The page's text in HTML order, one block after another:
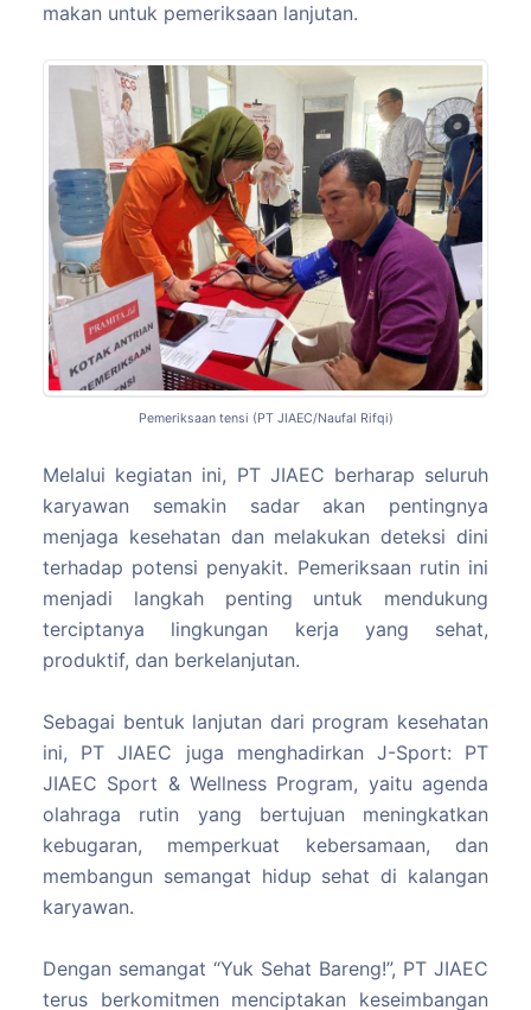
makan untuk pemeriksaan lanjutan.
Pemeriksaan tensi (PT JIAEC/Naufal Rifqi)
Melalui kegiatan ini, PT JIAEC berharap seluruh
karyawan semakin sadar akan pentingnya
menjaga kesehatan dan melakukan deteksi dini
terhadap potensi penyakit. Pemeriksaan rutin ini
menjadi langkah penting untuk mendukung
terciptanya lingkungan kerja yang sehat,
produktif, dan berkelanjutan.
Sebagai bentuk lanjutan dari program kesehatan
ini, PT JIAEC juga menghadirkan J-Sport: PT
JIAEC Sport & Wellness Program, yaitu agenda
olahraga rutin yang bertujuan meningkatkan
kebugaran, memperkuat kebersamaan, dan
membangun semangat hidup sehat di kalangan
karyawan.
Dengan semangat “Yuk Sehat Bareng!”, PT JIAEC
terus berkomitmen menciptakan keseimbangan